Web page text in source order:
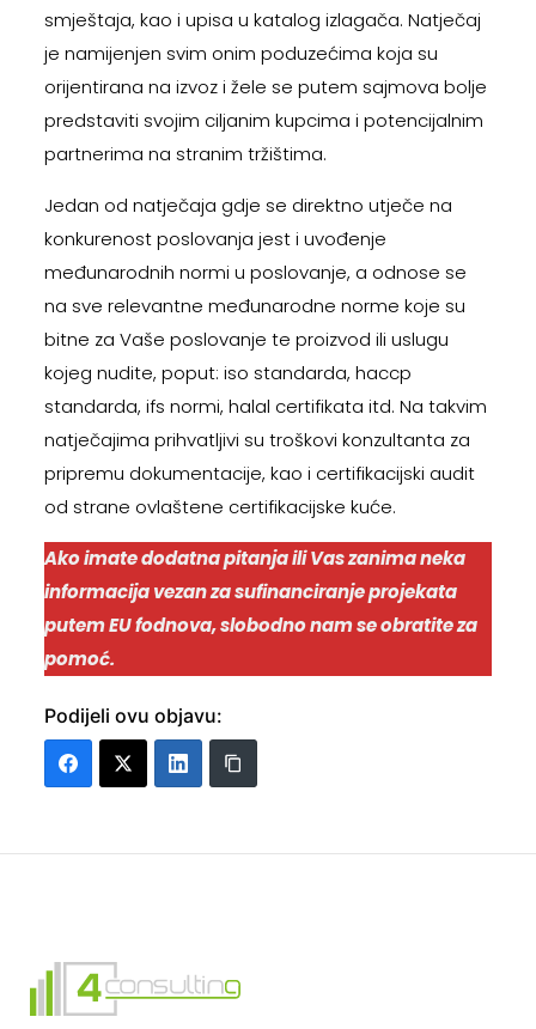
smještaja, kao i upisa u katalog izlagača. Natječaj
je namijenjen svim onim poduzećima koja su
orijentirana na izvoz i žele se putem sajmova bolje
predstaviti svojim ciljanim kupcima i potencijalnim
partnerima na stranim tržištima.
Jedan od natječaja gdje se direktno utječe na
konkurenost poslovanja jest i uvođenje
međunarodnih normi u poslovanje, a odnose se
na sve relevantne međunarodne norme koje su
bitne za Vaše poslovanje te proizvod ili uslugu
kojeg nudite, poput: iso standarda, haccp
standarda, ifs normi, halal certifikata itd. Na takvim
natječajima prihvatljivi su troškovi konzultanta za
pripremu dokumentacije, kao i certifikacijski audit
od strane ovlaštene certifikacijske kuće.
Ako imate dodatna pitanja ili Vas zanima neka
informacija vezan za sufinanciranje projekata
putem EU fodnova, slobodno nam se obratite za
pomoć.
Podijeli ovu objavu: